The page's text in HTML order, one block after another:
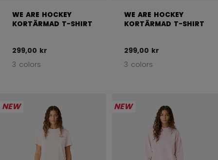
WE ARE HOCKEY
KORTÄRMAD T-SHIRT
299,00 kr
3 colors
WE ARE HOCKEY
KORTÄRMAD T-SHIRT
299,00 kr
3 colors
NEW NEW